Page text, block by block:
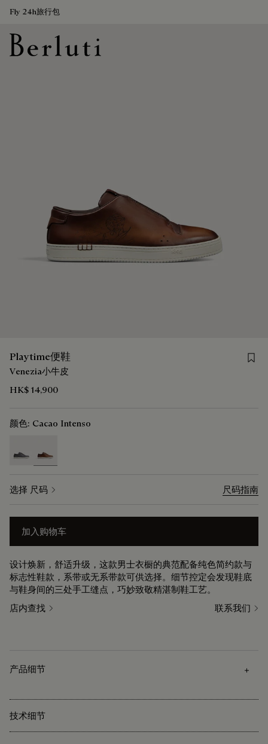
Fly 24h旅行包
Playtime便鞋
Venezia小牛皮
HK$ 14,900
颜色: Cacao Intenso
选择 尺码 尺码指南
加入购物车
设计焕新，舒适升级，这款男士衣橱的典范配备纯色简约款与
标志性鞋款，系带或无系带款可供选择。细节控定会发现鞋底
与鞋身间的三处手工缝点，巧妙致敬精湛制鞋工艺。
店内查找
联系我们
产品细节
技术细节